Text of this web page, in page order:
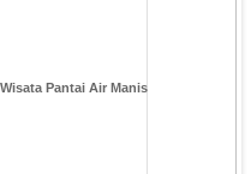
Pantai Air Manis